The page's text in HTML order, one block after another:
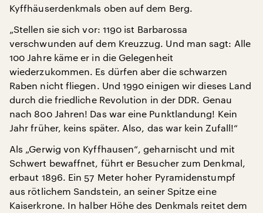
Kyffhäuserdenkmals oben auf dem Berg.
„Stellen sie sich vor: 1190 ist Barbarossa
verschwunden auf dem Kreuzzug. Und man sagt: Alle
100 Jahre käme er in die Gelegenheit
wiederzukommen. Es dürfen aber die schwarzen
Raben nicht fliegen. Und 1990 einigen wir dieses Land
durch die friedliche Revolution in der DDR. Genau
nach 800 Jahren! Das war eine Punktlandung! Kein
Jahr früher, keins später. Also, das war kein Zufall!“
Als „Gerwig von Kyffhausen“, geharnischt und mit
Schwert bewaffnet, führt er Besucher zum Denkmal,
erbaut 1896. Ein 57 Meter hoher Pyramidenstumpf
aus rötlichem Sandstein, an seiner Spitze eine
Kaiserkrone. In halber Höhe des Denkmals reitet dem